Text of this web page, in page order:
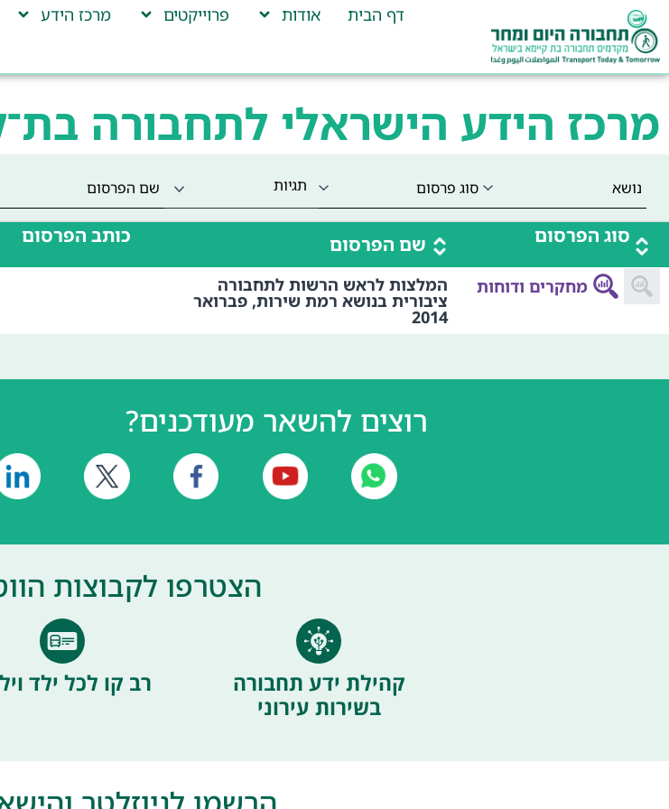
דף הבית אודות פרוייקטים מרכז הידע
מרכז הידע הישראלי לתחבורה
תגיות
סוג הפרסום שם הפרסום כותב הפרסום
מחקרים ודוחות המלצות לראש הרשות לתחבורה
ציבורית בנושא רמת שירות, פברואר
2014
רוצים להשאר מעודכנים?
הצטרפו לקבוצות
קהילת ידע תחבורה
בשירות עירוני
רב קו לכל ילד